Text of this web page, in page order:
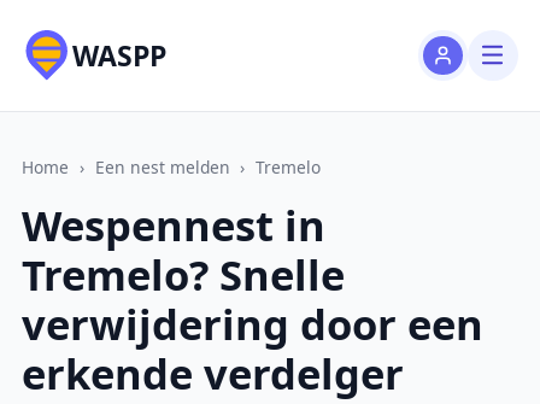
WASPP
Home › Een nest melden › Tremelo
Wespennest in
Tremelo? Snelle
verwijdering door een
erkende verdelger